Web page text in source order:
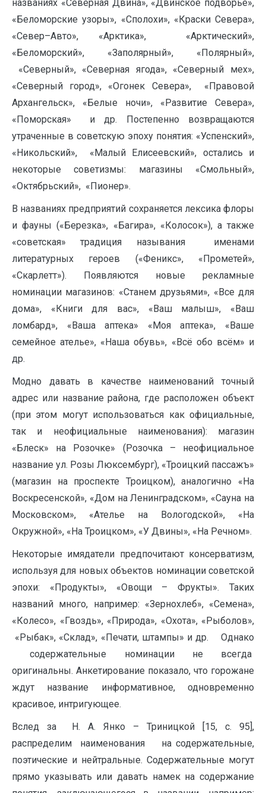
названиях «Северная Двина», «Двинское подворье»,
«Беломорские узоры», «Сполохи», «Краски Севера»,
«Север–Авто», «Арктика», «Арктический»,
«Беломорский», «Заполярный», «Полярный»,
«Северный», «Северная ягода», «Северный мех»,
«Северный город», «Огонек Севера», «Правовой
Архангельск», «Белые ночи», «Развитие Севера»,
«Поморская» и др. Постепенно возвращаются
утраченные в советскую эпоху понятия: «Успенский»,
«Никольский», «Малый Елисеевский», остались и
некоторые советизмы: магазины «Смольный»,
«Октябрьский», «Пионер».
В названиях предприятий сохраняется лексика флоры
и фауны («Березка», «Багира», «Колосок»), а также
«советская» традиция называния именами
литературных героев («Феникс», «Прометей»,
«Скарлетт»). Появляются новые рекламные
номинации магазинов: «Станем друзьями», «Все для
дома», «Книги для вас», «Ваш малыш», «Ваш
ломбард», «Ваша аптека» «Моя аптека», «Ваше
семейное ателье», «Наша обувь», «Всё обо всём» и
др.
Модно давать в качестве наименований точный
адрес или название района, где расположен объект
(при этом могут использоваться как официальные,
так и неофициальные наименования): магазин
«Блеск» на Розочке» (Розочка – неофициальное
название ул. Розы Люксембург), «Троицкий пассажъ»
(магазин на проспекте Троицком), аналогично «На
Воскресенской», «Дом на Ленинградском», «Сауна на
Московском», «Ателье на Вологодской», «На
Окружной», «На Троицком», «У Двины», «На Речном».
Некоторые имядатели предпочитают консерватизм,
используя для новых объектов номинации советской
эпохи: «Продукты», «Овощи – Фрукты». Таких
названий много, например: «Зернохлеб», «Семена»,
«Колесо», «Гвоздь», «Природа», «Охота», «Рыболов»,
«Рыбак», «Склад», «Печати, штампы» и др. Однако
содержательные номинации не всегда
оригинальны. Анкетирование показало, что горожане
ждут название информативное, одновременно
красивое, интригующее.
Вслед за Н. А. Янко – Триницкой [15, с. 95],
распределим наименования на содержательные,
поэтические и нейтральные. Содержательные могут
прямо указывать или давать намек на содержание